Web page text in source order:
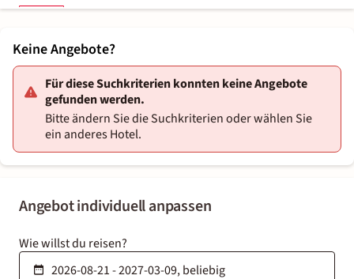
Angebot individuell anpassen
Wie willst du reisen?
Keine Angebote?
Für diese Suchkriterien konnten keine Angebote
gefunden werden.
Bitte ändern Sie die Suchkriterien oder wählen Sie
ein anderes Hotel.